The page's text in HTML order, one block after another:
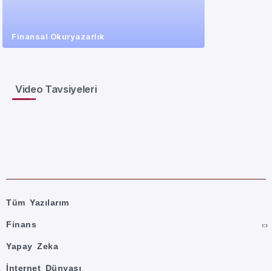
Finansal Okuryazarlık
Video Tavsiyeleri
Tüm Yazılarım
Finans
Yapay Zeka
İnternet Dünyası